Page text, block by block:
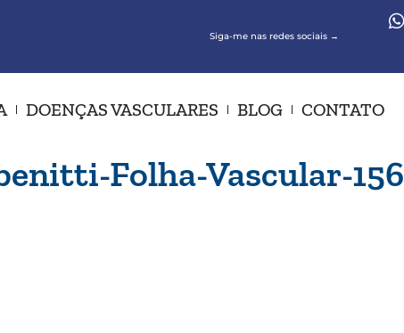
Siga-me nas redes sociais →
DOENÇAS VASCULARES BLOG CONTATO
Folha-Vascular-156